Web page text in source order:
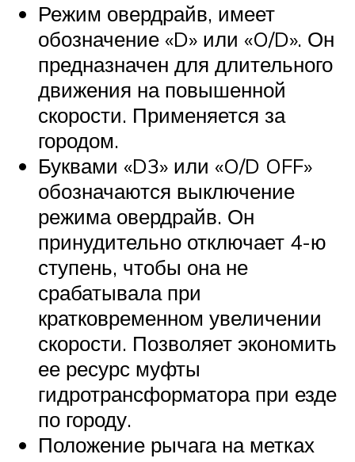
Режим овердрайв, имеет
обозначение «D» или «O/D». Он
предназначен для длительного
движения на повышенной
скорости. Применяется за
городом.
Буквами «D3» или «O/D OFF»
обозначаются выключение
режима овердрайв. Он
принудительно отключает 4-ю
ступень, чтобы она не
срабатывала при
кратковременном увеличении
скорости. Позволяет экономить
ее ресурс муфты
гидротрансформатора при езде
по городу.
Положение рычага на метках